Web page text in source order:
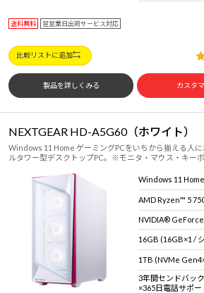
送料無料 翌営業日出荷サービス対応
比較リストに追加
製品を詳しくみる カスタ
NEXTGEAR HD-A5G60（ホワイト）
Windows 11 Home ゲーミングPCをいちから揃える人
ルタワー型デスクトップPC。※モニタ・マウス・キーボ
Windows 11
AMD Ryzen™ 5
NVIDIA®
16GB (16GB×1 /
1TB (NVMe
3年間センドバッ
×365日電話サポー